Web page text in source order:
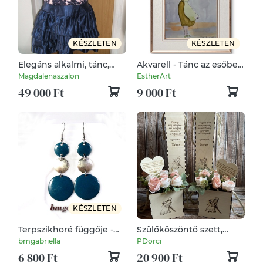
KÉSZLETEN
Elegáns alkalmi, tánc,
menyecske ruha, 38-42
Magdalenaszalon
49 000 Ft
KÉSZLETEN
Akvarell - Tánc az esőben
(2021.)
EstherArt
9 000 Ft
KÉSZLETEN
Terpszikhoré függője -
alpakka és tűzzománc
fülbevaló nemesacél
akasztón
bmgabriella
6 800 Ft
Szülőköszöntő szett,
virág boxok, gravírozott
díszdobozban, felirattal,
bortartókkal - "Az első
PDorci
20 900 Ft